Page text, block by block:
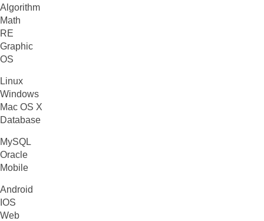
Algorithm
Math
RE
Graphic
OS
Linux
Windows
Mac OS X
Database
MySQL
Oracle
Mobile
Android
IOS
Web